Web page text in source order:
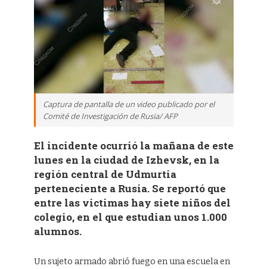
Captura de pantalla de un video publicado por el
Comité de Investigación de Rusia/ AFP
El incidente ocurrió la mañana de este
lunes en la ciudad de Izhevsk, en la
región central de Udmurtia
perteneciente a Rusia. Se reportó que
entre las victimas hay siete niños del
colegio, en el que estudian unos 1.000
alumnos.
Un sujeto armado abrió fuego en una escuela en